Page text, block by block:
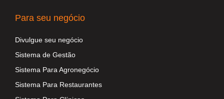
Para seu negócio
Divulgue seu negócio
Sistema de Gestão
Sistema Para Agronegócio
Sistema Para Restaurantes